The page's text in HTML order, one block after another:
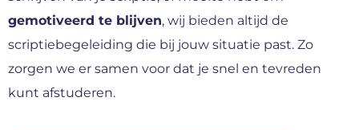
gemotiveerd te blijven, wij bieden altijd de
scriptiebegeleiding die bij jouw situatie past. Zo
zorgen we er samen voor dat je snel en tevreden
kunt afstuderen.